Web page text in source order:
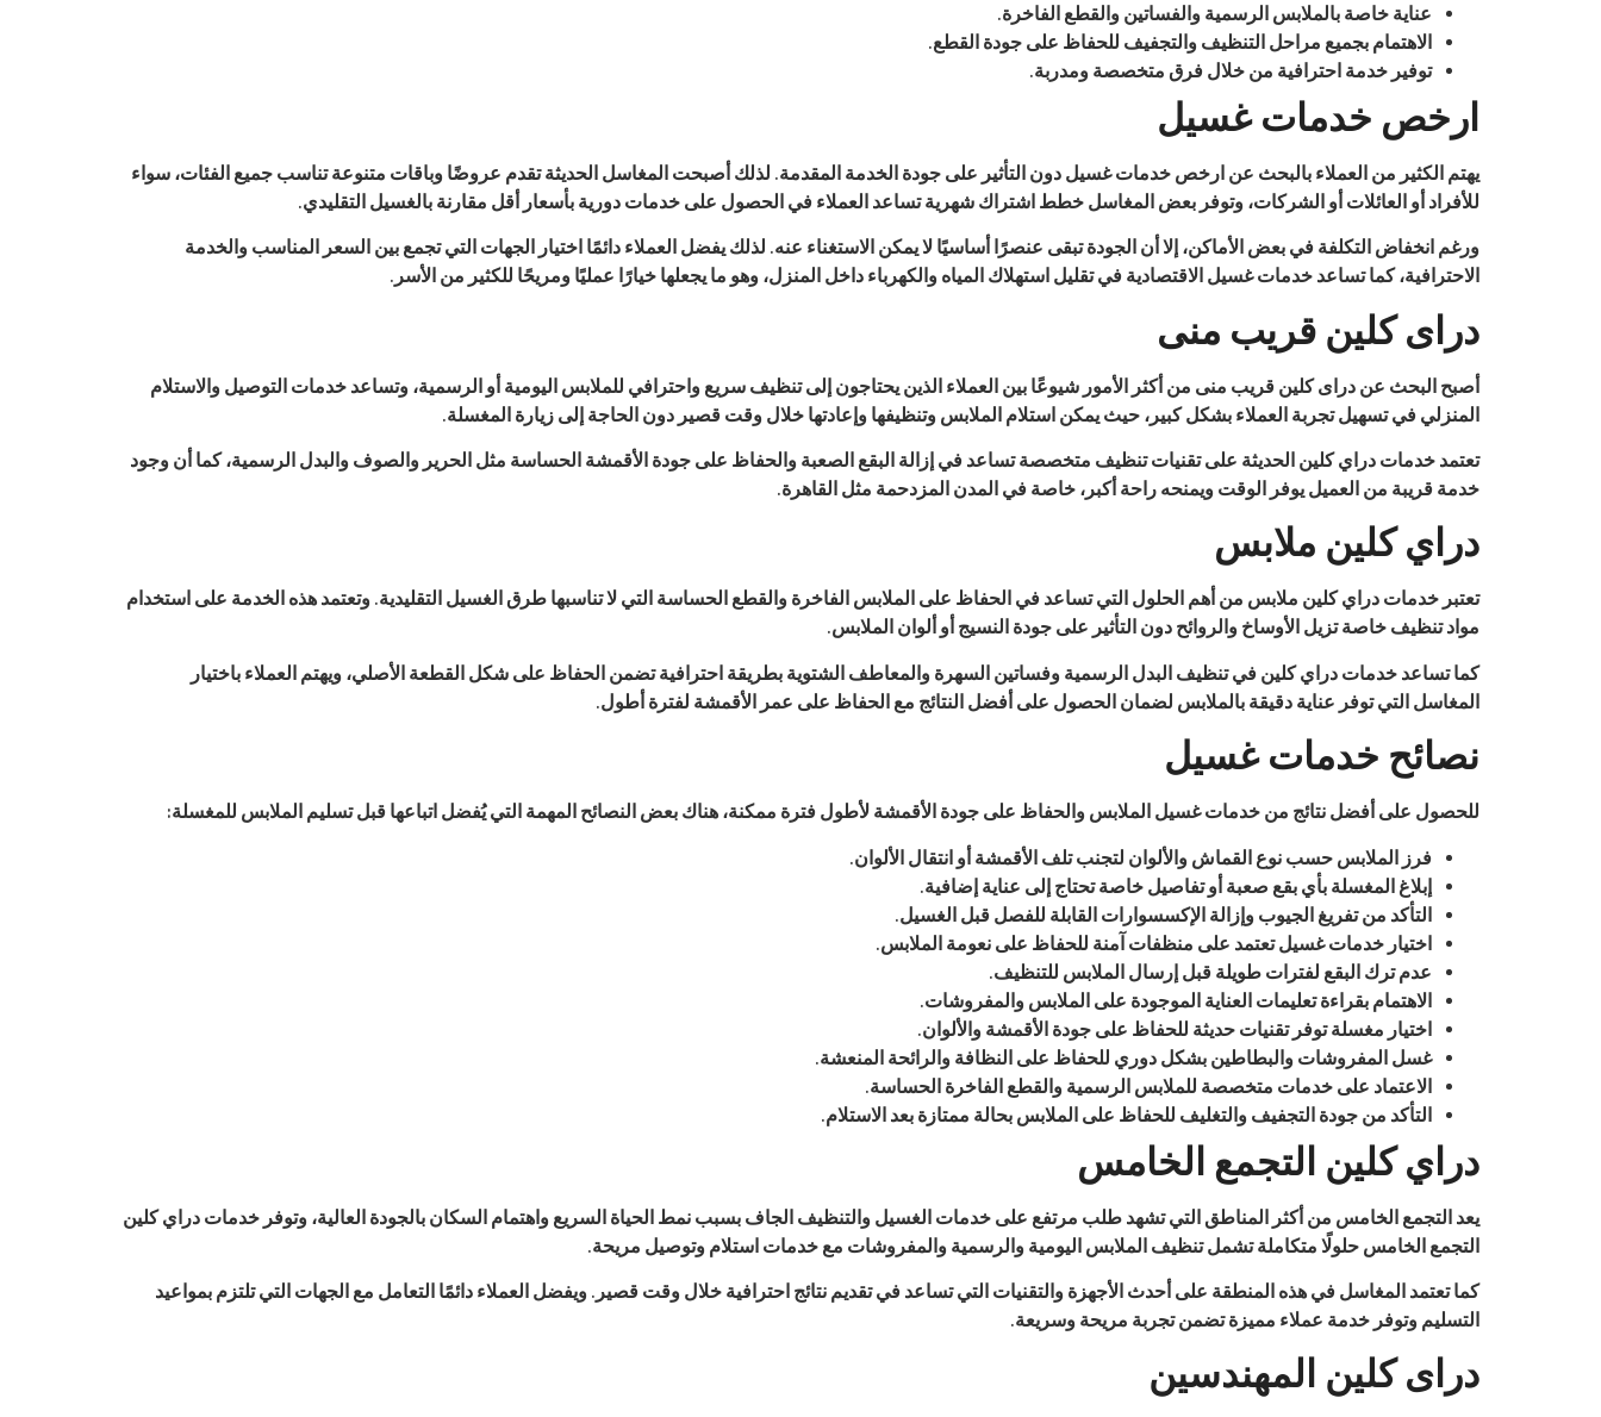
عناية خاصة بالملابس الرسمية والفساتين والقطع الفاخرة.
الاهتمام بجميع مراحل التنظيف والتجفيف للحفاظ على جودة القطع.
توفير خدمة احترافية من خلال فرق متخصصة ومدربة.
ارخص خدمات غسيل
يهتم الكثير من العملاء بالبحث عن ارخص خدمات غسيل دون التأثير على جودة الخدمة المقدمة. لذلك أصبحت المغاسل الحديثة تقدم عروضًا وباقات متنوعة تناسب جميع الفئات، سواء
للأفراد أو العائلات أو الشركات، وتوفر بعض المغاسل خطط اشتراك شهرية تساعد العملاء في الحصول على خدمات دورية بأسعار أقل مقارنة بالغسيل التقليدي.
ورغم انخفاض التكلفة في بعض الأماكن، إلا أن الجودة تبقى عنصرًا أساسيًا لا يمكن الاستغناء عنه. لذلك يفضل العملاء دائمًا اختيار الجهات التي تجمع بين السعر المناسب والخدمة
الاحترافية، كما تساعد خدمات غسيل الاقتصادية في تقليل استهلاك المياه والكهرباء داخل المنزل، وهو ما يجعلها خيارًا عمليًا ومريحًا للكثير من الأسر.
دراى كلين قريب منى
أصبح البحث عن دراى كلين قريب منى من أكثر الأمور شيوعًا بين العملاء الذين يحتاجون إلى تنظيف سريع واحترافي للملابس اليومية أو الرسمية، وتساعد خدمات التوصيل والاستلام
المنزلي في تسهيل تجربة العملاء بشكل كبير، حيث يمكن استلام الملابس وتنظيفها وإعادتها خلال وقت قصير دون الحاجة إلى زيارة المغسلة.
تعتمد خدمات دراي كلين الحديثة على تقنيات تنظيف متخصصة تساعد في إزالة البقع الصعبة والحفاظ على جودة الأقمشة الحساسة مثل الحرير والصوف والبدل الرسمية، كما أن وجود
خدمة قريبة من العميل يوفر الوقت ويمنحه راحة أكبر، خاصة في المدن المزدحمة مثل القاهرة.
دراي كلين ملابس
تعتبر خدمات دراي كلين ملابس من أهم الحلول التي تساعد في الحفاظ على الملابس الفاخرة والقطع الحساسة التي لا تناسبها طرق الغسيل التقليدية. وتعتمد هذه الخدمة على استخدام
مواد تنظيف خاصة تزيل الأوساخ والروائح دون التأثير على جودة النسيج أو ألوان الملابس.
كما تساعد خدمات دراي كلين في تنظيف البدل الرسمية وفساتين السهرة والمعاطف الشتوية بطريقة احترافية تضمن الحفاظ على شكل القطعة الأصلي، ويهتم العملاء باختيار
المغاسل التي توفر عناية دقيقة بالملابس لضمان الحصول على أفضل النتائج مع الحفاظ على عمر الأقمشة لفترة أطول.
نصائح خدمات غسيل
للحصول على أفضل نتائج من خدمات غسيل الملابس والحفاظ على جودة الأقمشة لأطول فترة ممكنة، هناك بعض النصائح المهمة التي يُفضل اتباعها قبل تسليم الملابس للمغسلة:
فرز الملابس حسب نوع القماش والألوان لتجنب تلف الأقمشة أو انتقال الألوان.
إبلاغ المغسلة بأي بقع صعبة أو تفاصيل خاصة تحتاج إلى عناية إضافية.
التأكد من تفريغ الجيوب وإزالة الإكسسوارات القابلة للفصل قبل الغسيل.
اختيار خدمات غسيل تعتمد على منظفات آمنة للحفاظ على نعومة الملابس.
عدم ترك البقع لفترات طويلة قبل إرسال الملابس للتنظيف.
الاهتمام بقراءة تعليمات العناية الموجودة على الملابس والمفروشات.
اختيار مغسلة توفر تقنيات حديثة للحفاظ على جودة الأقمشة والألوان.
غسل المفروشات والبطاطين بشكل دوري للحفاظ على النظافة والرائحة المنعشة.
الاعتماد على خدمات متخصصة للملابس الرسمية والقطع الفاخرة الحساسة.
التأكد من جودة التجفيف والتغليف للحفاظ على الملابس بحالة ممتازة بعد الاستلام.
دراي كلين التجمع الخامس
يعد التجمع الخامس من أكثر المناطق التي تشهد طلب مرتفع على خدمات الغسيل والتنظيف الجاف بسبب نمط الحياة السريع واهتمام السكان بالجودة العالية، وتوفر خدمات دراي كلين
التجمع الخامس حلولًا متكاملة تشمل تنظيف الملابس اليومية والرسمية والمفروشات مع خدمات استلام وتوصيل مريحة.
كما تعتمد المغاسل في هذه المنطقة على أحدث الأجهزة والتقنيات التي تساعد في تقديم نتائج احترافية خلال وقت قصير. ويفضل العملاء دائمًا التعامل مع الجهات التي تلتزم بمواعيد
التسليم وتوفر خدمة عملاء مميزة تضمن تجربة مريحة وسريعة.
دراى كلين المهندسين